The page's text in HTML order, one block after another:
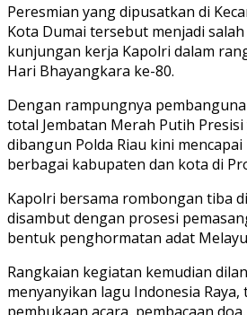
Peresmian yang dipusatkan di
Kota Dumai tersebut menjadi
kunjungan kerja Kapolri dalam
Hari Bhayangkara ke-80.
Dengan rampungnya
total Jembatan Merah Putih
dibangun Polda Riau kini
berbagai kabupaten dan kota di
Kapolri bersama rombongan tiba
disambut dengan prosesi
bentuk penghormatan adat
Rangkaian kegiatan kemudian
menyanyikan lagu Indonesia